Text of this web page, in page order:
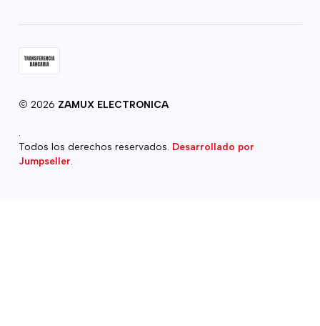
2026 ZAMUX ELECTRONICA
.
Todos los derechos reservados. Desarrollado por
Jumpseller.